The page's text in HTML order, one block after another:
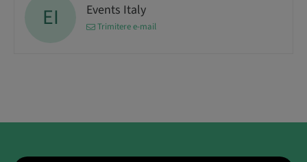
EI Events Italy
Trimitere e-mail